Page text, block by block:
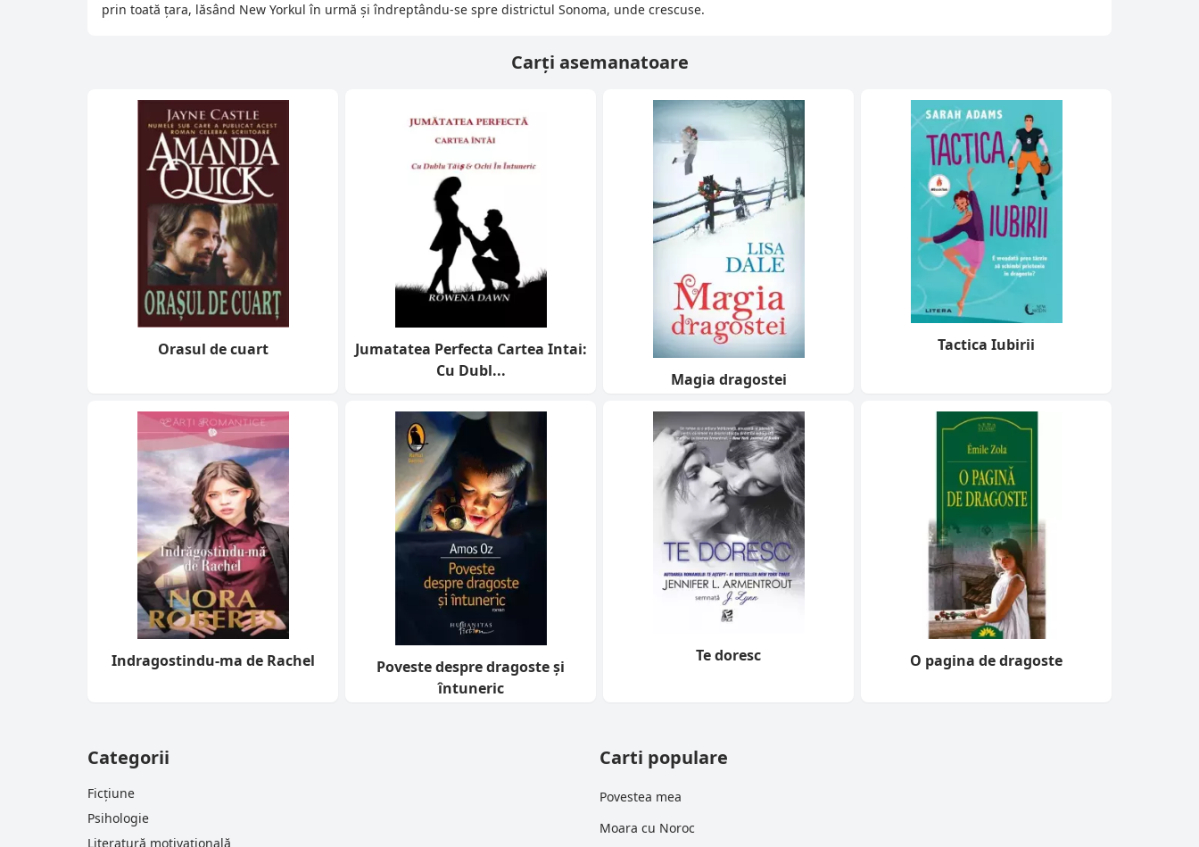
prin toată ţara, lăsând New Yorkul în urmă şi îndreptându-se spre districtul Sonoma, unde crescuse.
Carți asemanatoare
Orasul de cuart
Jumatatea Perfecta Cartea Intai:
Cu Dubl...
Magia dragostei
Tactica Iubirii
Indragostindu-ma de Rachel
Poveste despre dragoste şi
întuneric
Te doresc O pagina de dragoste
Categorii
Ficțiune
Psihologie
Literatură motivațională
Carti populare
Povestea mea
Moara cu Noroc